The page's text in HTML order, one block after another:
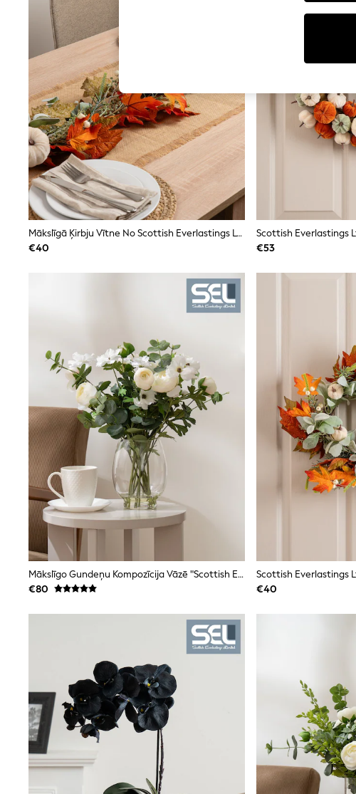
Shorts
Joggers
adidas
All Girls Schoolwear
Shoes
Dresses
Trousers
Skirts
Shirts
Polo Shirts
Sweatshirts
Cardigans
Coats & Jackets
Underwear
Socks & Tights
Multipacks
Swimwear
Nike
Shop All
Shoes
Coats & Jackets
Bags & Accessories
Shirts
Polo Shirts
Shop all
Shoes
Coats & Jackets
Bags
Polo Shirts
Blue
Black
White
Grey
Green
Red
All Branded Schoolwear
adidas
Start Rite
Smiggle
Eastpak
All Accessories
All Bags & Backpacks
Girls Bags
Boys Bags
Lunchbags
Drink Bottles
Stationery
Mākslīgā Ķirbju Vītne No Scottish Everlastings Ltd
€40
Scottish Everlastings
€53
Mākslīgo Gundeņu Kompozīcija Vāzē "Scottish Everlastings Ltd"
€80
€40